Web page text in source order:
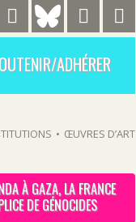
ADHÉRER
• ŒUVRES D’ART
À GAZA, LA FRANCE
DE GÉNOCIDES